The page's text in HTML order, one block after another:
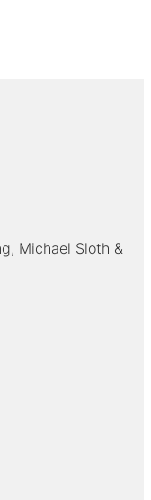
Michael Sloth